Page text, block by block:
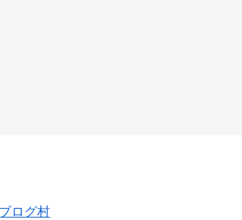
ログ村